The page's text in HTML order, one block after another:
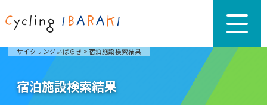
サイクリングいばらき > 宿泊施設検索結果
宿泊施設検索結果